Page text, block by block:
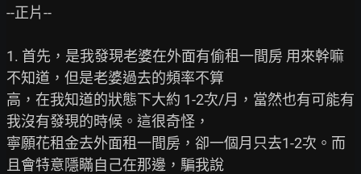
--正片--
1. 首先，是我發現老婆在外面有偷租一間房 用來幹嘛
不知道，但是老婆過去的頻率不算
高，在我知道的狀態下大約 1-2次/月，當然也有可能有
我沒有發現的時候。這很奇怪，
寧願花租金去外面租一間房，卻一個月只去1-2次。而
且會特意隱瞞自己在那邊，騙我說